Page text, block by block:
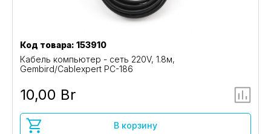
Код товара: 153910
Кабель компьютер - сеть 220V, 1.8м,
Gembird/Cablexpert PC-186
10,00 Br
В корзину